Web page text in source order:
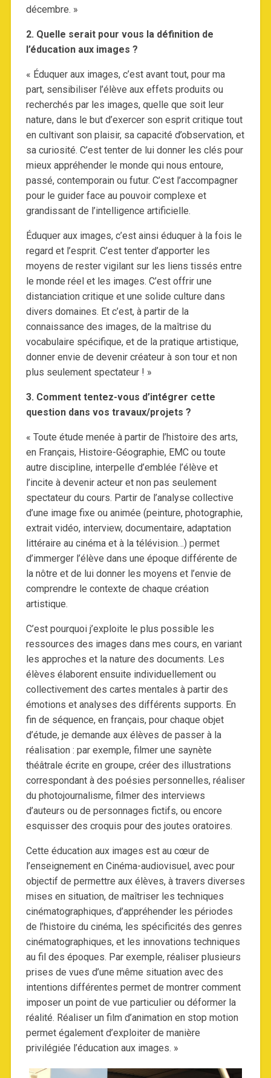
décembre. »
2. Quelle serait pour vous la définition de
l’éducation aux images ?
« Éduquer aux images, c’est avant tout, pour ma
part, sensibiliser l’élève aux effets produits ou
recherchés par les images, quelle que soit leur
nature, dans le but d’exercer son esprit critique tout
en cultivant son plaisir, sa capacité d’observation, et
sa curiosité. C’est tenter de lui donner les clés pour
mieux appréhender le monde qui nous entoure,
passé, contemporain ou futur. C’est l’accompagner
pour le guider face au pouvoir complexe et
grandissant de l’intelligence artificielle.
Éduquer aux images, c’est ainsi éduquer à la fois le
regard et l’esprit. C’est tenter d’apporter les
moyens de rester vigilant sur les liens tissés entre
le monde réel et les images. C’est offrir une
distanciation critique et une solide culture dans
divers domaines. Et c’est, à partir de la
connaissance des images, de la maîtrise du
vocabulaire spécifique, et de la pratique artistique,
donner envie de devenir créateur à son tour et non
plus seulement spectateur ! »
3. Comment tentez-vous d’intégrer cette
question dans vos travaux/projets ?
« Toute étude menée à partir de l’histoire des arts,
en Français, Histoire-Géographie, EMC ou toute
autre discipline, interpelle d’emblée l’élève et
l’incite à devenir acteur et non pas seulement
spectateur du cours. Partir de l’analyse collective
d’une image fixe ou animée (peinture, photographie,
extrait vidéo, interview, documentaire, adaptation
littéraire au cinéma et à la télévision…) permet
d’immerger l’élève dans une époque différente de
la nôtre et de lui donner les moyens et l’envie de
comprendre le contexte de chaque création
artistique.
C’est pourquoi j’exploite le plus possible les
ressources des images dans mes cours, en variant
les approches et la nature des documents. Les
élèves élaborent ensuite individuellement ou
collectivement des cartes mentales à partir des
émotions et analyses des différents supports. En
fin de séquence, en français, pour chaque objet
d’étude, je demande aux élèves de passer à la
réalisation : par exemple, filmer une saynète
théâtrale écrite en groupe, créer des illustrations
correspondant à des poésies personnelles, réaliser
du photojournalisme, filmer des interviews
d’auteurs ou de personnages fictifs, ou encore
esquisser des croquis pour des joutes oratoires.
Cette éducation aux images est au cœur de
l’enseignement en Cinéma-audiovisuel, avec pour
objectif de permettre aux élèves, à travers diverses
mises en situation, de maîtriser les techniques
cinématographiques, d’appréhender les périodes
de l’histoire du cinéma, les spécificités des genres
cinématographiques, et les innovations techniques
au fil des époques. Par exemple, réaliser plusieurs
prises de vues d’une même situation avec des
intentions différentes permet de montrer comment
imposer un point de vue particulier ou déformer la
réalité. Réaliser un film d’animation en stop motion
permet également d’exploiter de manière
privilégiée l’éducation aux images. »